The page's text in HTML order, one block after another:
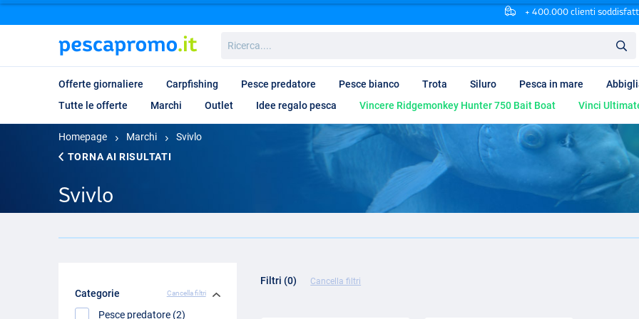
+ 400.000 clienti
Offerte giornaliere Carpfishing Pesce predatore Pesce bianco Trota Siluro Pesca in mare
Tutte le offerte
Marchi Outlet Idee regalo pesca Vincere Ridgemonkey Hunter 750 Bait Boat Vinci
Homepage Marchi
Svivlo
TORNA AI RISULTATI
Svivlo
Categorie Cancella filtri
Pesce predatore (2)
Filtri (0) Cancella filtri